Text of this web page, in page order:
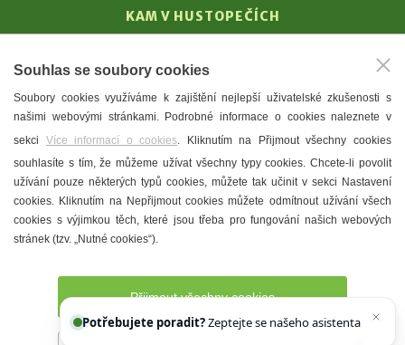
KAM V HUSTOPEČÍCH
T. G. Masaryk
Mandloně
Ubytování
Restaurace
Městské muzeum a galerie
Denní meníčka
Souhlas se soubory cookies
Soubory cookies využíváme k zajištění nejlepší uživatelské zkušenosti s
našimi webovými stránkami. Podrobné informace o cookies naleznete v
sekci Více informací o cookies. Kliknutím na Přijmout všechny cookies
souhlasíte s tím, že můžeme užívat všechny typy cookies. Chcete-li povolit
užívání pouze některých typů cookies, můžete tak učinit v sekci Nastavení
cookies. Kliknutím na Nepřijmout cookies můžete odmítnout užívání všech
cookies s výjimkou těch, které jsou třeba pro fungování našich webových
stránek (tzv. „Nutné cookies“).
Přijmout všechny cookies
Potřebujete poradit?
Chettyho.